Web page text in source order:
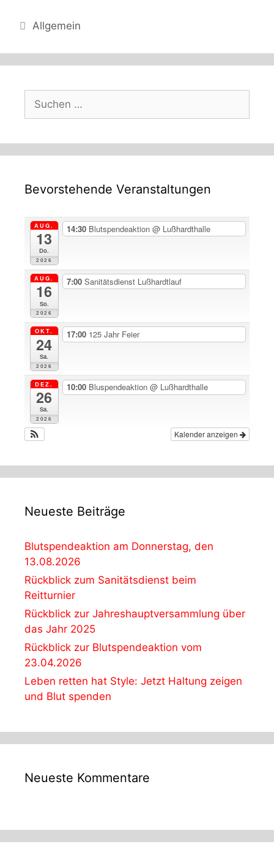
Kategorien
Allgemein
nach:
Bevorstehende Veranstaltungen
AUG.
13
Do.
2026
14:30 Blutspendeaktion @ Lußhardthalle
AUG.
16
So.
2026
7:00 Sanitätsdienst Lußhardtlauf
OKT.
24
Sa.
2026
17:00 125 Jahr Feier
DEZ.
26
Sa.
2026
10:00 Bluspendeaktion @ Lußhardthalle
Kalender anzeigen
Neueste Beiträge
Blutspendeaktion am Donnerstag, den
13.08.2026
Rückblick zum Sanitätsdienst beim
Reitturnier
Rückblick zur Jahreshauptversammlung über
das Jahr 2025
Rückblick zur Blutspendeaktion vom
23.04.2026
Leben retten hat Style: Jetzt Haltung zeigen
und Blut spenden
Neueste Kommentare